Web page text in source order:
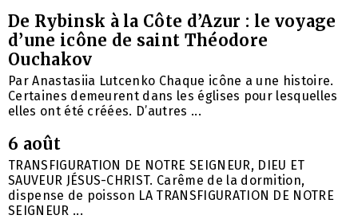
De Rybinsk à la Côte d’Azur : le voyage
d’une icône de saint Théodore
Ouchakov
Par Anastasiia Lutcenko Chaque icône a une histoire.
Certaines demeurent dans les églises pour lesquelles
elles ont été créées. D’autres ...
6 août
TRANSFIGURATION DE NOTRE SEIGNEUR, DIEU ET
SAUVEUR JÉSUS-CHRIST. Carême de la dormition,
dispense de poisson LA TRANSFIGURATION DE NOTRE
SEIGNEUR ...